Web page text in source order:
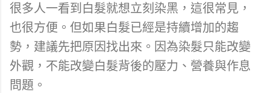
很多人一看到白髮就想立刻染黑，這很常見，
也很方便。但如果白髮已經是持續增加的趨
勢，建議先把原因找出來。因為染髮只能改變
外觀，不能改變白髮背後的壓力、營養與作息
問題。